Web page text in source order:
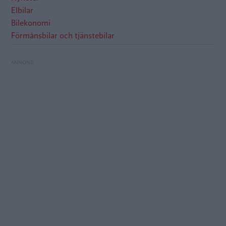
Elbilar
Bilekonomi
Förmånsbilar och tjänstebilar